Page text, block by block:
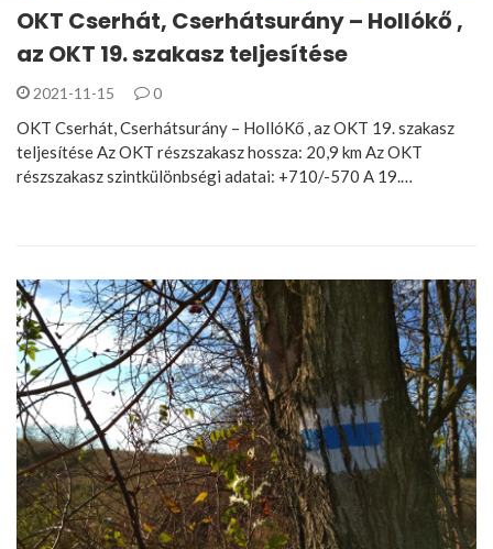
OKT Cserhát, Cserhátsurány – Hollókő ,
az OKT 19. szakasz teljesítése
2021-11-15 0
OKT Cserhát, Cserhátsurány – HollóKő , az OKT 19. szakasz
teljesítése Az OKT részszakasz hossza: 20,9 km Az OKT
részszakasz szintkülönbségi adatai: +710/-570 A 19.…